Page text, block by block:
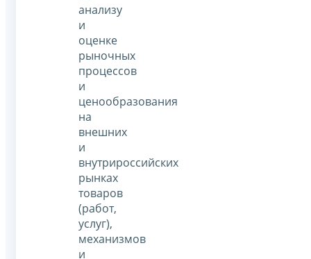
анализу
и
оценке
рыночных
процессов
и
ценообразования
на
внешних
и
внутрироссийских
рынках
товаров
(работ,
услуг),
механизмов
и